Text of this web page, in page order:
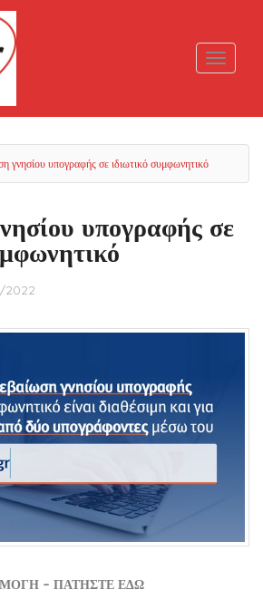
γνησίου υπογραφής σε ιδιωτικό συμφωνητικό
υπογραφής σε
– ΠΑΤΗΣΤΕ ΕΔΩ